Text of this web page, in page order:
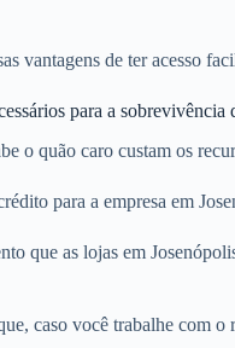
vantagens de ter acesso
para a sobrevivência
o quão caro custam os
para a empresa em
que as lojas em
caso você trabalhe com